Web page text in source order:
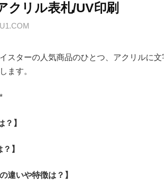
クリル表札/UV印刷
スターの人気商品のひとつ、アクリルに
ます。
】
】
違いや特徴は？】